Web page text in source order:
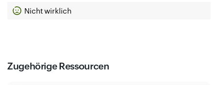
Nicht wirklich
Zugehörige Ressourcen